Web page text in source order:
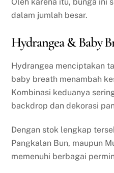
dalam jumlah besar.
Hydrangea & Baby
Hydrangea menciptakan
baby breath menambah
Kombinasi keduanya
backdrop dan dekorasi
Dengan stok lengkap
Pangkalan Bun, maupun
memenuhi berbagai